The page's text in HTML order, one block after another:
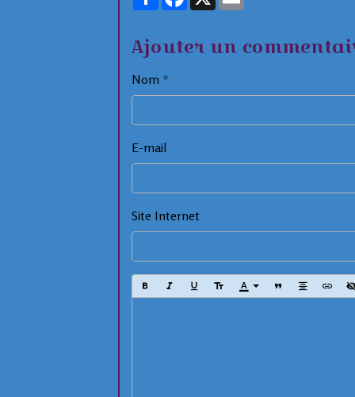
Ajouter un
Nom
E-mail
Site Internet